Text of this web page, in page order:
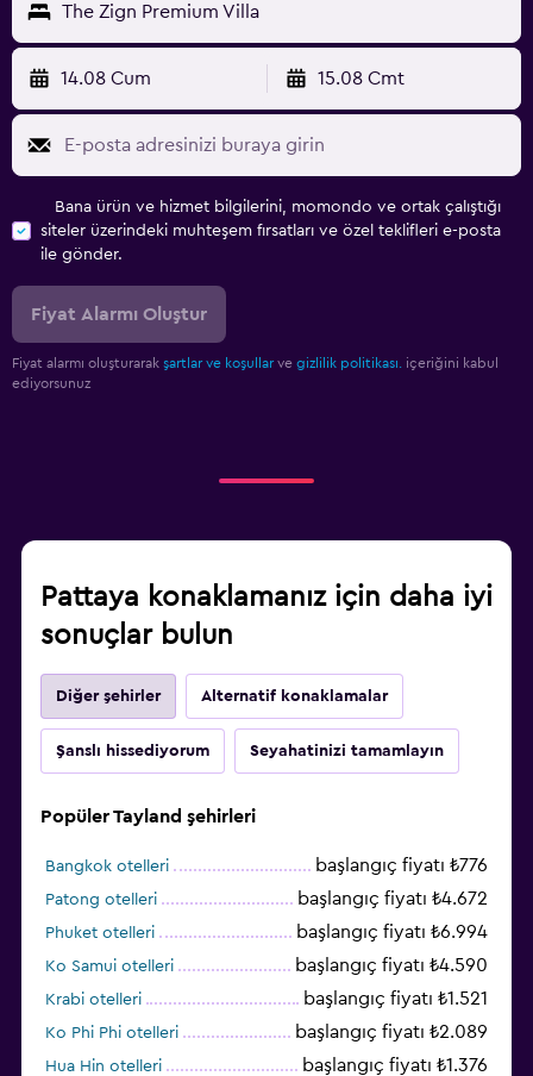
The Zign Premium Villa
14.08 Cum 15.08 Cmt
Bana ürün ve hizmet bilgilerini, momondo ve ortak çalıştığı
siteler üzerindeki muhteşem fırsatları ve özel teklifleri e-posta
ile gönder.
Fiyat Alarmı Oluştur
Fiyat alarmı oluşturarak şartlar ve koşullar ve gizlilik politikası.
içeriğini kabul
ediyorsunuz
Pattaya konaklamanız için daha iyi
sonuçlar bulun
Diğer şehirler Alternatif konaklamalar
Şanslı hissediyorum Seyahatinizi tamamlayın
Popüler Tayland şehirleri
Bangkok otelleri başlangıç fiyatı ₺776
Patong otelleri başlangıç fiyatı ₺4.672
Phuket otelleri başlangıç fiyatı ₺6.994
Ko Samui otelleri başlangıç fiyatı ₺4.590
Krabi otelleri başlangıç fiyatı ₺1.521
Ko Phi Phi otelleri başlangıç fiyatı ₺2.089
Hua Hin otelleri başlangıç fiyatı ₺1.376